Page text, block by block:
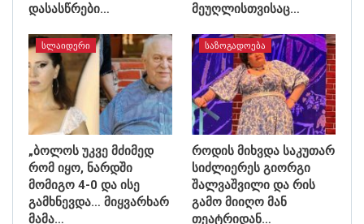
დასასწრები…
მეუღლისთვისაც…
ᲡᲚᲐᲘᲓᲔᲠᲘ
„ბოლოს უკვე მძიმედ
რომ იყო, ნარდში
მომიგო 4-0 და ისე
გამხნევდა… მიყვარხარ
მამა…
ᲡᲐᲖᲝᲒᲐᲓᲝᲔᲑᲐ
როდის მიხვდა საკუთარ
სიძლიერეს გიორგი
შალვაშვილი და რის
გამო მიიღო მან
თეატრიდან…